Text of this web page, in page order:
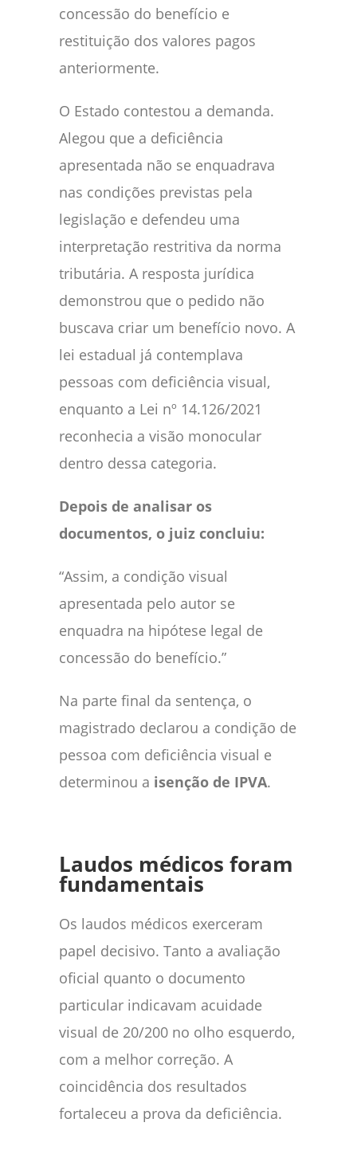
concessão do benefício e
restituição dos valores pagos
anteriormente.
O Estado contestou a demanda.
Alegou que a deficiência
apresentada não se enquadrava
nas condições previstas pela
legislação e defendeu uma
interpretação restritiva da norma
tributária. A resposta jurídica
demonstrou que o pedido não
buscava criar um benefício novo. A
lei estadual já contemplava
pessoas com deficiência visual,
enquanto a Lei nº 14.126/2021
reconhecia a visão monocular
dentro dessa categoria.
Depois de analisar os
documentos, o juiz concluiu:
“Assim, a condição visual
apresentada pelo autor se
enquadra na hipótese legal de
concessão do benefício.”
Na parte final da sentença, o
magistrado declarou a condição de
pessoa com deficiência visual e
determinou a isenção de IPVA.
Laudos médicos foram
fundamentais
Os laudos médicos exerceram
papel decisivo. Tanto a avaliação
oficial quanto o documento
particular indicavam acuidade
visual de 20/200 no olho esquerdo,
com a melhor correção. A
coincidência dos resultados
fortaleceu a prova da deficiência.